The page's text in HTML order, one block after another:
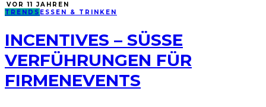
VOR 11 JAHREN
TRENDS ESSEN & TRINKEN
INCENTIVES – SÜSSE V
ERFÜHRUNGEN FÜR F
IRMENEVENTS